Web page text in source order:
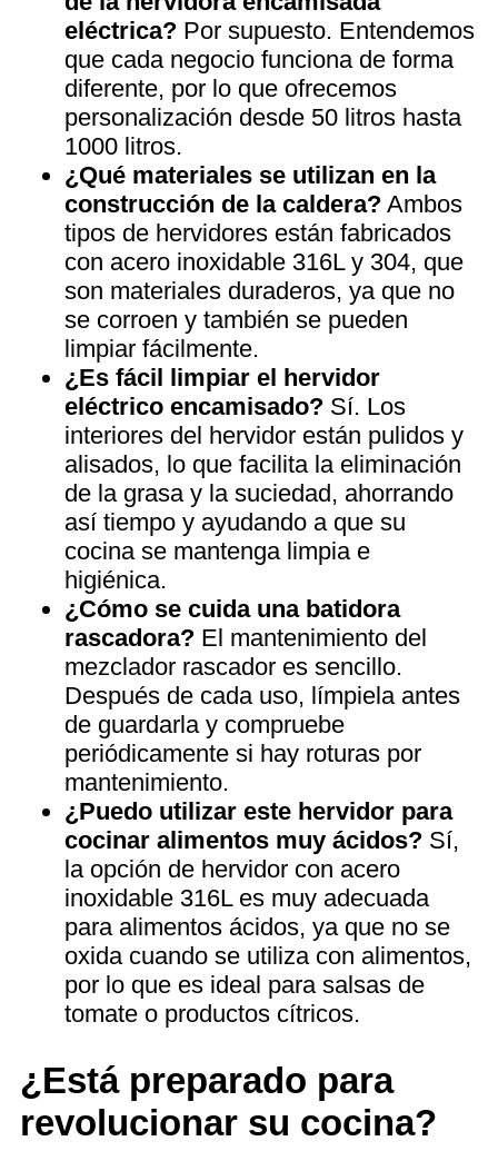
eléctrica? Por supuesto. Entendemos
que cada negocio funciona de forma
diferente, por lo que ofrecemos
personalización desde 50 litros hasta
1000 litros.
¿Qué materiales se utilizan en la
construcción de la caldera? Ambos
tipos de hervidores están fabricados
con acero inoxidable 316L y 304, que
son materiales duraderos, ya que no
se corroen y también se pueden
limpiar fácilmente.
¿Es fácil limpiar el hervidor
eléctrico encamisado? Sí. Los
interiores del hervidor están pulidos y
alisados, lo que facilita la eliminación
de la grasa y la suciedad, ahorrando
así tiempo y ayudando a que su
cocina se mantenga limpia e
higiénica.
¿Cómo se cuida una batidora
rascadora? El mantenimiento del
mezclador rascador es sencillo.
Después de cada uso, límpiela antes
de guardarla y compruebe
periódicamente si hay roturas por
mantenimiento.
¿Puedo utilizar este hervidor para
cocinar alimentos muy ácidos? Sí,
la opción de hervidor con acero
inoxidable 316L es muy adecuada
para alimentos ácidos, ya que no se
oxida cuando se utiliza con alimentos,
por lo que es ideal para salsas de
tomate o productos cítricos.
¿Está preparado para
revolucionar su cocina?